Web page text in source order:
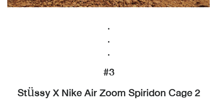
.
.
.
#3
Stüssy X Nike Air Zoom Spiridon Cage 2